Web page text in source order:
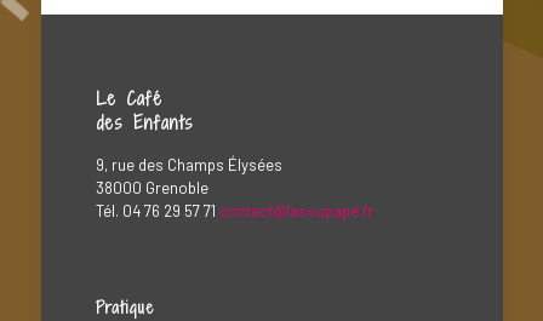
Le Café
des Enfants
9, rue des Champs Élysées
38000 Grenoble
Tél. 04 76 29 57 71 contact@lasoupape.fr
Pratique